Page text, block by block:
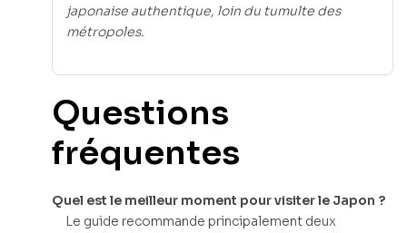
japonaise authentique, loin du tumulte des
métropoles.
Questions
fréquentes
Quel est le meilleur moment pour visiter le Japon ?
Le guide recommande principalement deux